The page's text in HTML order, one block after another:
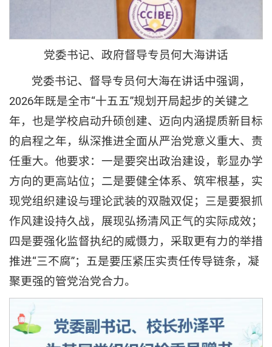
党委书记、政府督导专员何大海讲话
党委书记、督导专员何大海在讲话中强调，
2026年既是全市“十五五”规划开局起步的关键之
年，也是学校启动升硕创建、迈向内涵提质新目标
的启程之年，纵深推进全面从严治党意义重大、责
任重大。他要求：一是要突出政治建设，彰显办学
方向的更高站位；二是要健全体系、筑牢根基，实
现党组织建设与理论武装的双融双促；三是要狠抓
作风建设持久战，展现弘扬清风正气的实际成效；
四是要强化监督执纪的威慑力，采取更有力的举措
推进“三不腐”；五是要压紧压实责任传导链条，凝
聚更强的管党治党合力。